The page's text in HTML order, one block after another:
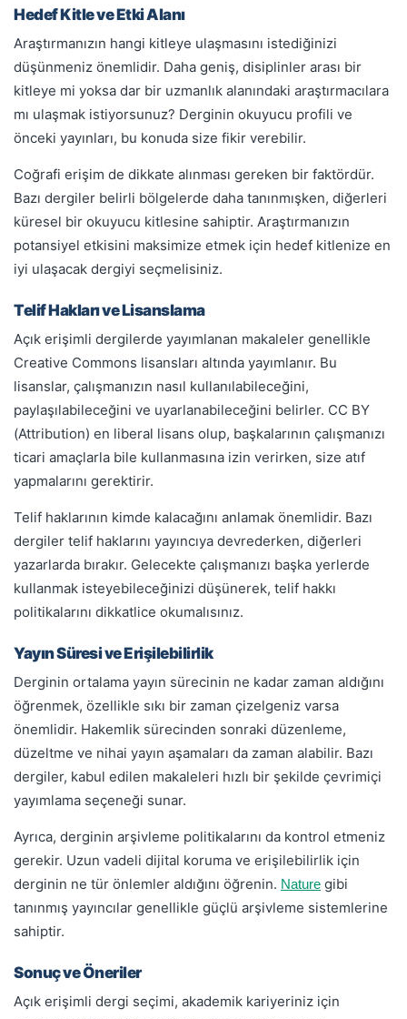
Hedef Kitle ve Etki Alanı
Araştırmanızın hangi kitleye ulaşmasını istediğinizi
düşünmeniz önemlidir. Daha geniş, disiplinler arası bir
kitleye mi yoksa dar bir uzmanlık alanındaki araştırmacılara
mı ulaşmak istiyorsunuz? Derginin okuyucu profili ve
önceki yayınları, bu konuda size fikir verebilir.
Coğrafi erişim de dikkate alınması gereken bir faktördür.
Bazı dergiler belirli bölgelerde daha tanınmışken, diğerleri
küresel bir okuyucu kitlesine sahiptir. Araştırmanızın
potansiyel etkisini maksimize etmek için hedef kitlenize en
iyi ulaşacak dergiyi seçmelisiniz.
Telif Hakları ve Lisanslama
Açık erişimli dergilerde yayımlanan makaleler genellikle
Creative Commons lisansları altında yayımlanır. Bu
lisanslar, çalışmanızın nasıl kullanılabileceğini,
paylaşılabileceğini ve uyarlanabileceğini belirler. CC BY
(Attribution) en liberal lisans olup, başkalarının çalışmanızı
ticari amaçlarla bile kullanmasına izin verirken, size atıf
yapmalarını gerektirir.
Telif haklarının kimde kalacağını anlamak önemlidir. Bazı
dergiler telif haklarını yayıncıya devrederken, diğerleri
yazarlarda bırakır. Gelecekte çalışmanızı başka yerlerde
kullanmak isteyebileceğinizi düşünerek, telif hakkı
politikalarını dikkatlice okumalısınız.
Yayın Süresi ve Erişilebilirlik
Derginin ortalama yayın sürecinin ne kadar zaman aldığını
öğrenmek, özellikle sıkı bir zaman çizelgeniz varsa
önemlidir. Hakemlik sürecinden sonraki düzenleme,
düzeltme ve nihai yayın aşamaları da zaman alabilir. Bazı
dergiler, kabul edilen makaleleri hızlı bir şekilde çevrimiçi
yayımlama seçeneği sunar.
Ayrıca, derginin arşivleme politikalarını da kontrol etmeniz
gerekir. Uzun vadeli dijital koruma ve erişilebilirlik için
derginin ne tür önlemler aldığını öğrenin. Nature gibi
tanınmış yayıncılar genellikle güçlü arşivleme sistemlerine
sahiptir.
Sonuç ve Öneriler
Açık erişimli dergi seçimi, akademik kariyeriniz için